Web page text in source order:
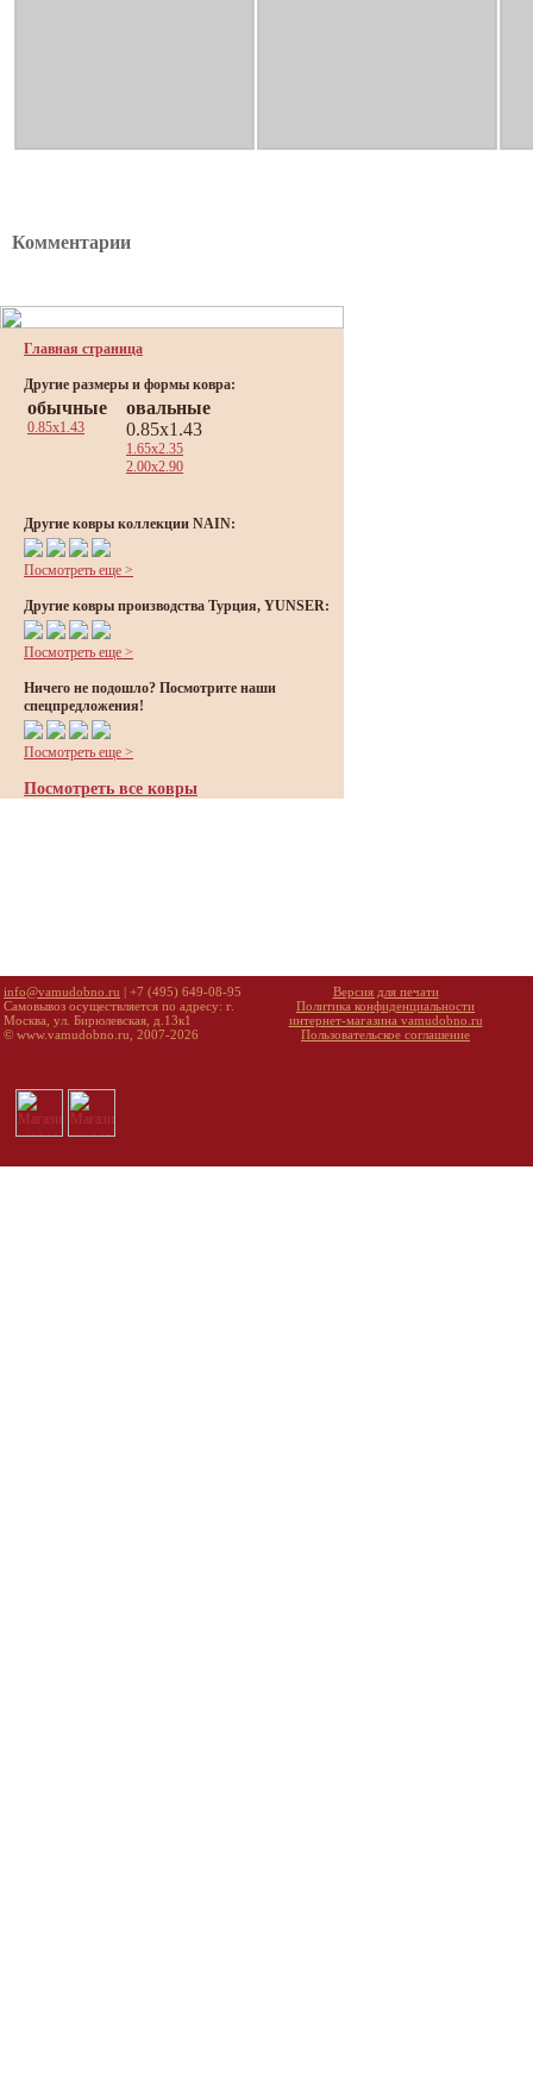
Комментарии
Главная страница
Другие размеры и формы ковра:
обычные
0.85x1.43
овальные
0.85x1.43
1.65x2.35
2.00x2.90
Другие ковры коллекции NAIN:
Посмотреть еще >
Другие ковры производства Турция, YUNSER:
Посмотреть еще >
Ничего не подошло? Посмотрите наши
спецпредложения!
Посмотреть еще >
Посмотреть все ковры
info@vamudobno.ru | +7 (495) 649-08-95
Самовывоз осуществляется по адресу: г.
Москва, ул. Бирюлевская, д.13к1
© www.vamudobno.ru, 2007-2026
Версия для печати
Политика конфиденциальности
интернет-магазина vamudobno.ru
Пользовательское соглашение